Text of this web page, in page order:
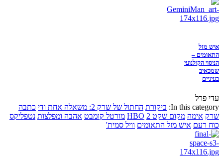
איש מזל
התאומים –
הניסוי הקולנועי
שמכאיב
בעיניים
עדי פרל
In this category: ביקורת החתול של שרק 2: משאלה אחת ודי
כתבה
שרק אימה מקום שקט 2 HBO מורטל קומבט אהבה ומפלצות נטפליקס
כוח רעם איש מזל התאומים וויל סמית'